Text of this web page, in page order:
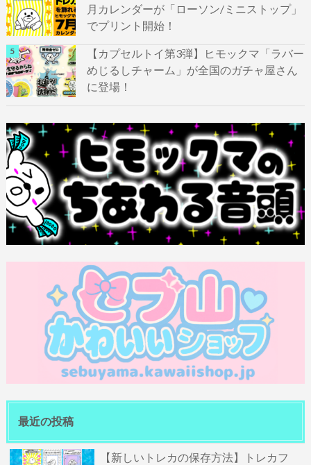
月カレンダーが「ローソン/ミニストップ」
でプリント開始！
【カプセルトイ第3弾】ヒモックマ「ラバー
めじるしチャーム」が全国のガチャ屋さん
に登場！
最近の投稿
【新しいトレカの保存方法】トレカフ